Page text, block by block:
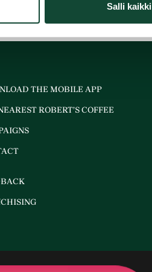
Salli kaikki
THE MOBILE APP
ROBERT’S COFFEE